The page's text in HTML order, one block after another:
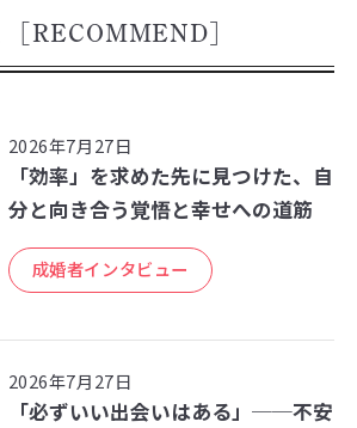
[RECOMMEND]
2026年7月27日
「効率」を求めた先に見つけた、自
分と向き合う覚悟と幸せへの道筋
成婚者インタビュー
2026年7月27日
「必ずいい出会いはある」──不安